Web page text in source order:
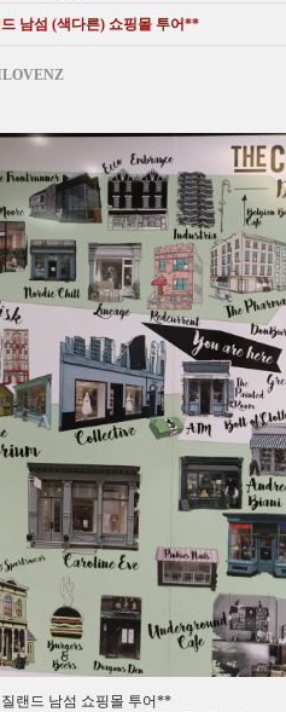
남섬 (색다른) 쇼핑몰 투어**
랜드 남섬 쇼핑몰 투어**